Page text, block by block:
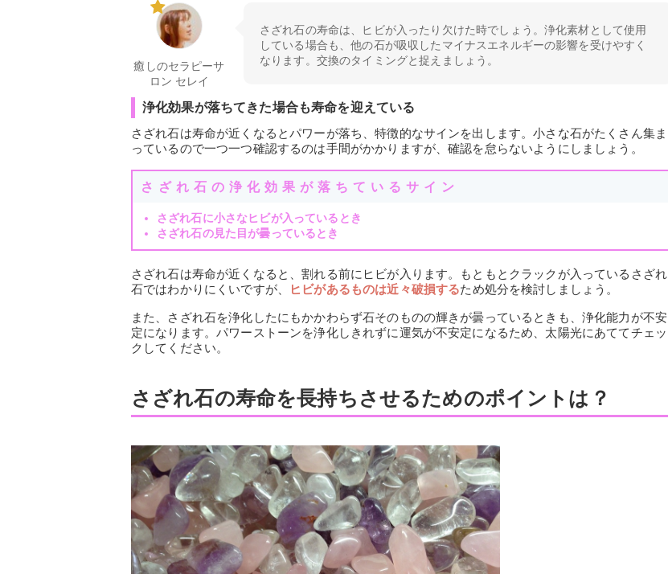
癒しのセラピーサ
ロン セレイ
さざれ石の寿命は、ヒビが入ったり欠けた時でしょう。浄化素材として使用
している場合も、他の石が吸収したマイナスエネルギーの影響を受けやすく
なります。交換のタイミングと捉えましょう。
浄化効果が落ちてきた場合も寿命を迎えている
さざれ石は寿命が近くなるとパワーが落ち、特徴的なサインを出します。小さな石がたくさん集ま
っているので一つ一つ確認するのは手間がかかりますが、確認を怠らないようにしましょう。
さざれ石の浄化効果が落ちているサイン
さざれ石に小さなヒビが入っているとき
さざれ石の見た目が曇っているとき
さざれ石は寿命が近くなると、割れる前にヒビが入ります。もともとクラックが入っているさざれ
石ではわかりにくいですが、
ヒビがあるものは近々破損するため処分を検討しましょう。
また、さざれ石を浄化したにもかかわらず石そのものの輝きが曇っているときも、浄化能力が不安
定になります。パワーストーンを浄化しきれずに運気が不安定になるため、太陽光にあててチェッ
クしてください。
さざれ石の寿命を長持ちさせるためのポイントは？